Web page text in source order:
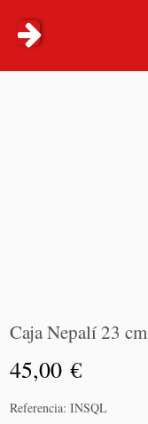
Caja Nepalí 23 cm
45,00€
Referencia:INSQL